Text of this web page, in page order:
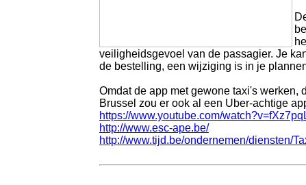
veiligheidsgevoel van de passagier. Je
de bestelling, een wijziging is in je
Omdat de app met gewone taxi's werken,
Brussel zou er ook al een Uber-achtige
https://www.youtube.com/
http://www.esc-ape.be/
http://www.tijd.be/ondernemen/diensten/